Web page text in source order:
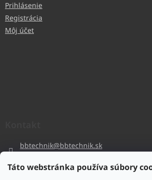
Táto webstránka používa súbory
Prihlásenie
Registrácia
Môj účet
bbtechnik@bbtechnik.sk